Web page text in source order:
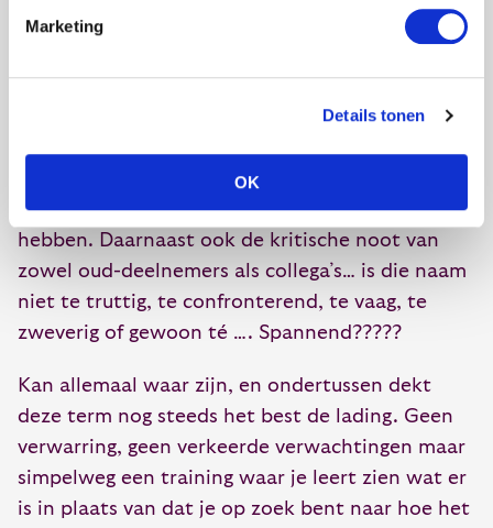
Marketing
Details tonen
OK
om überhaupt een goede naam te bedenken die
de essentie van de training weergeeft.
training heet vanaf nu DE SPIEGEL.
Bij onderzoek onder oud-deelnemers bleek dat
deze naam precies weergeeft wat zij ervaren
hebben. Daarnaast ook de kritische noot van
zowel oud-deelnemers als collega’s… is die naam
niet te truttig, te confronterend, te vaag, te
zweverig of gewoon té …. Spannend?????
Kan allemaal waar zijn, en ondertussen dekt
deze term nog steeds het best de lading. Geen
verwarring, geen verkeerde verwachtingen maar
simpelweg een training waar je leert zien wat er
is in plaats van dat je op zoek bent naar hoe het